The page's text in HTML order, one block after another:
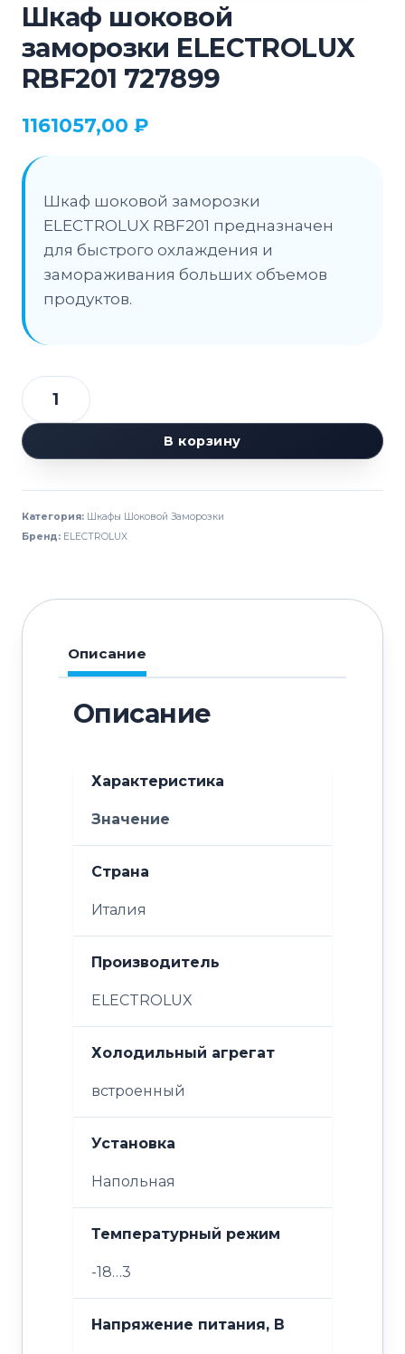
Шкаф шоковой
заморозки ELECTROLUX
RBF201 727899
1161057,00 ₽
Шкаф шоковой заморозки
ELECTROLUX RBF201 предназначен
для быстрого охлаждения и
замораживания больших объемов
продуктов.
Количество
товара
Шкаф
заморозки
ELECTROLUX
В корзину
Категория: Шкафы Шоковой Заморозки
Бренд: ELECTROLUX
Описание
Описание
Характеристика
Значение
Страна
Италия
Производитель
ELECTROLUX
Холодильный агрегат
встроенный
Установка
Напольная
Температурный режим
-18…3
Напряжение питания, В